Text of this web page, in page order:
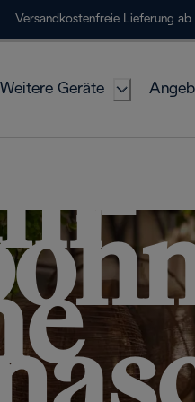
Versandkostenfreie Lieferung
Weitere Geräte